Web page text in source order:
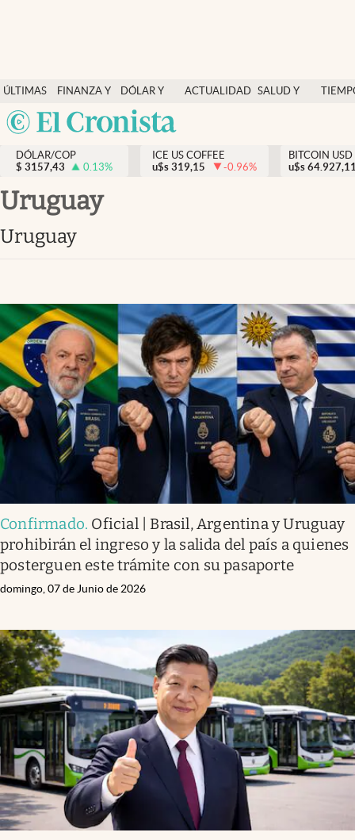
ÚLTIMAS
NOTICIAS
FINANZA Y
ECONOMÍA
DÓLAR Y
MERCADOS
ACTUALIDAD SALUD Y
México
Salud y nutrición
Vida espiritual
Actualidad
Dólar y mercados
Curiosidades
DÓLAR/COP
$ 3157,43 0.13%
ICE US COFFEE
u$s 319,15 -0.96%
BITCOIN USD
u$s
Uruguay
Uruguay
Confirmado. Oficial | Brasil, Argentina y Uruguay
prohibirán el ingreso y la salida del país a quienes
posterguen este trámite con su pasaporte
domingo, 07 de Junio de 2026